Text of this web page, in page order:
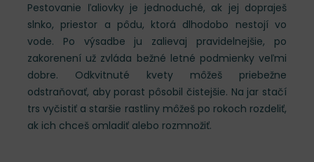
Pestovanie ľaliovky je jednoduché, ak jej dopraješ
slnko, priestor a pôdu, ktorá dlhodobo nestojí vo
vode. Po výsadbe ju zalievaj pravidelnejšie, po
zakorenení už zvláda bežné letné podmienky veľmi
dobre. Odkvitnuté kvety môžeš priebežne
odstraňovať, aby porast pôsobil čistejšie. Na jar stačí
trs vyčistiť a staršie rastliny môžeš po rokoch rozdeliť,
ak ich chceš omladiť alebo rozmnožiť.